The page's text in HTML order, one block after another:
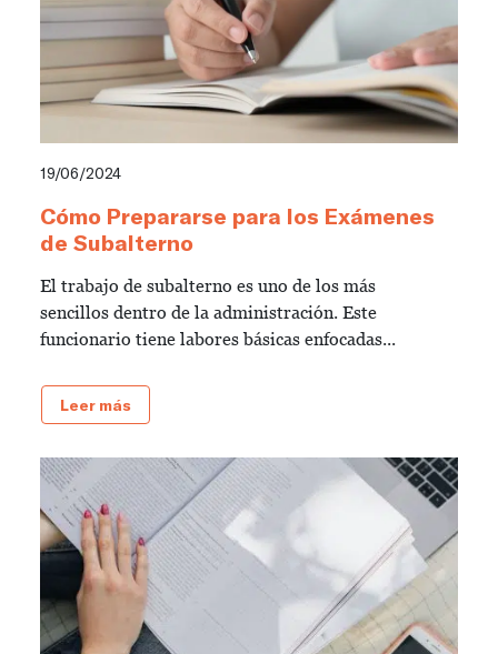
19/06/2024
Cómo Prepararse para los Exámenes
de Subalterno
El trabajo de subalterno es uno de los más
sencillos dentro de la administración. Este
funcionario tiene labores básicas enfocadas...
Leer más